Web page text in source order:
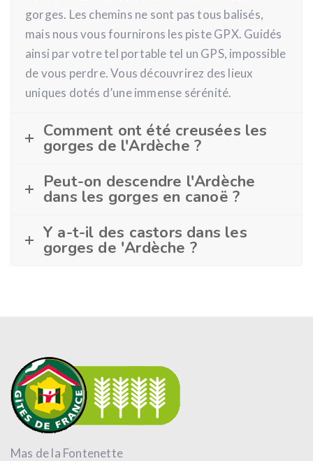
gorges. Les chemins ne sont pas tous balisés,
mais nous vous fournirons les piste GPX. Guidés
ainsi par votre tel portable tel un GPS, impossible
de vous perdre. Vous découvrirez des lieux
uniques dotés d’une immense sérénité.
Comment ont été creusées les
gorges de l'Ardèche ?
Peut-on descendre l'Ardèche
dans les gorges en canoë ?
Y a-t-il des castors dans les
gorges de 'Ardèche ?
Mas de la Fontenette